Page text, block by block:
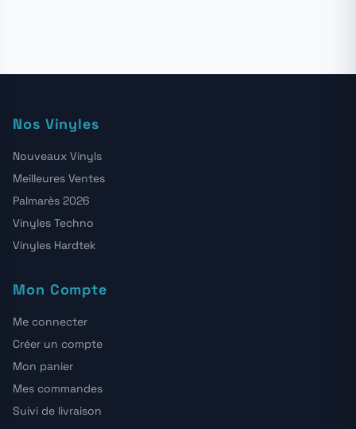
Nos Vinyles
Nouveaux Vinyls
Meilleures Ventes
Palmarès 2026
Vinyles Techno
Vinyles Hardtek
Mon Compte
Me connecter
Créer un compte
Mon panier
Mes commandes
Suivi de livraison